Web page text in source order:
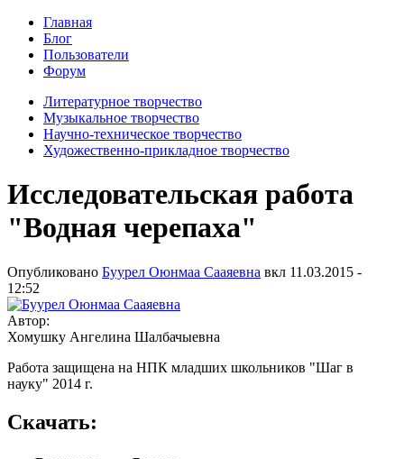
Главная
Блог
Пользователи
Форум
Литературное творчество
Музыкальное творчество
Научно-техническое творчество
Художественно-прикладное творчество
Исследовательская работа
"Водная черепаха"
Опубликовано Буурел Оюнмаа Сааяевна вкл 11.03.2015 -
12:52
Автор:
Хомушку Ангелина Шалбачыевна
Работа защищена на НПК младших школьников "Шаг в
науку" 2014 г.
Скачать: